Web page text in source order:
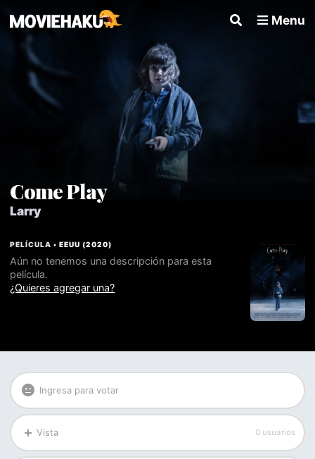
Menu
Come Play
Larry
PELÍCULA •EEUU (2020)
Aún no tenemos una descripción para esta
película.
¿Quieres agregar una?
Ingresa para votar
Vista 0 usuarios